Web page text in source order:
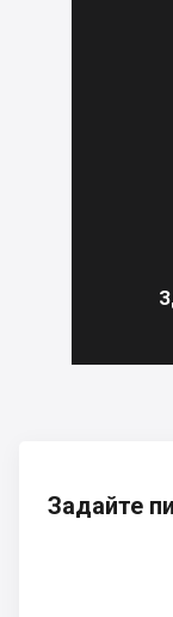
Задайте